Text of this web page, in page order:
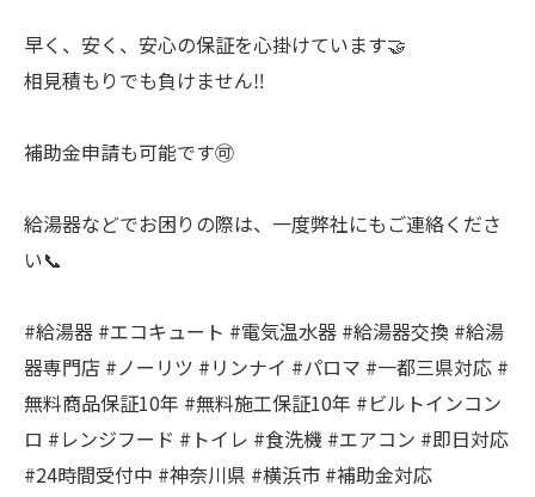
早く、安く、安心の保証を心掛けています🤝
相見積もりでも負けません‼️
補助金申請も可能です🉑
給湯器などでお困りの際は、一度弊社にもご連絡くださ
い📞
#給湯器 #エコキュート #電気温水器 #給湯器交換 #給湯
器専門店 #ノーリツ #リンナイ #パロマ #一都三県対応 #
無料商品保証10年 #無料施工保証10年 #ビルトインコン
ロ #レンジフード #トイレ #食洗機 #エアコン #即日対応
#24時間受付中 #神奈川県 #横浜市 #補助金対応